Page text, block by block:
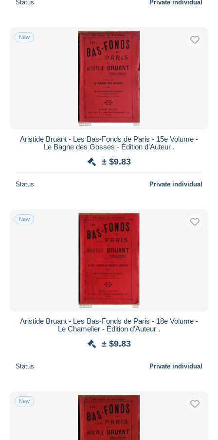
Status Private individual
New
Aristide Bruant - Les Bas-Fonds de Paris - 15e Volume -
Le Bagne des Gosses - Édition d'Auteur .
± $9.83
Status Private individual
New
Aristide Bruant - Les Bas-Fonds de Paris - 18e Volume -
Le Chamelier - Édition d'Auteur .
± $9.83
Status Private individual
New